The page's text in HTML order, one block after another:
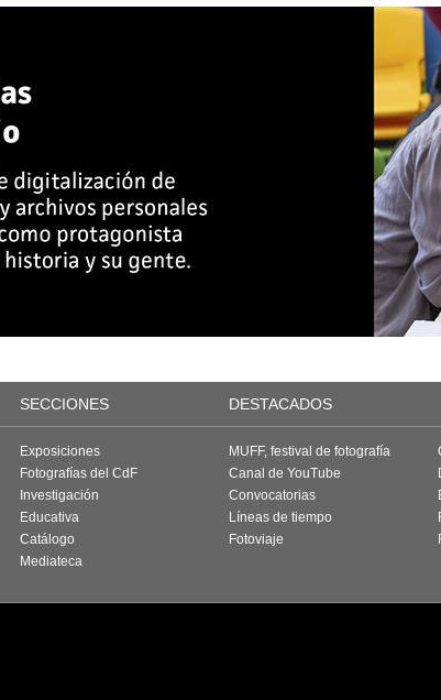
SECCIONES DESTACADOS
Exposiciones
Fotografías del CdF
Investigación
Educativa
Catálogo
Mediateca
MUFF, festival de fotografía
Canal de YouTube
Convocatorias
Líneas de tiempo
Fotoviaje